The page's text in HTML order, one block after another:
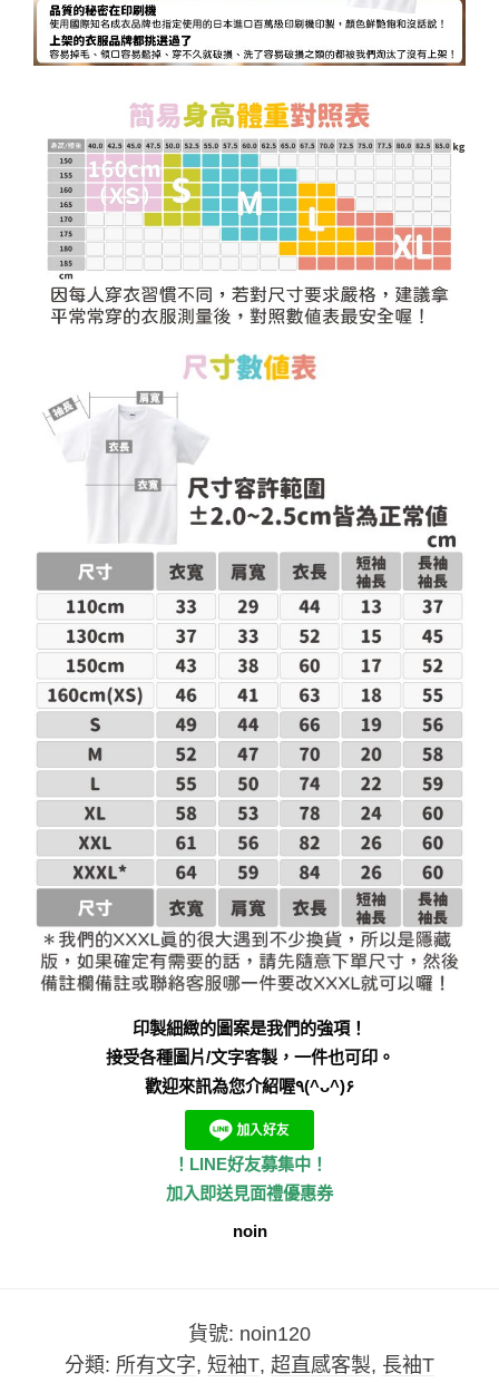
印製細緻的圖案是我們的強項！
接受各種圖片/文字客製，一件也可印。
歡迎來訊為您介紹喔٩(^ᴗ^)۶
！LINE好友募集中！
加入即送見面禮優惠券
noin
貨號: noin120
分類: 所有文字, 短袖T, 超直感客製, 長袖T